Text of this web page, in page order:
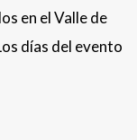
en el Valle de
días del evento